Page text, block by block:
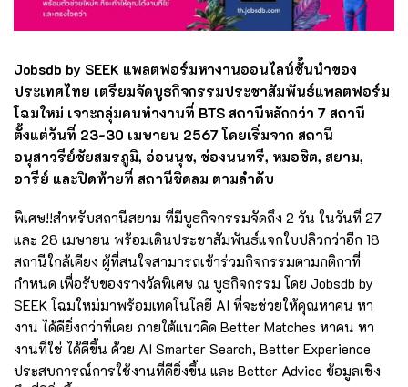
Jobsdb by SEEK แพลตฟอร์มหางานออนไลน์ชั้นนำของ
ประเทศไทย เตรียมจัดบูธกิจกรรมประชาสัมพันธ์แพลตฟอร์ม
โฉมใหม่ เจาะกลุ่มคนทำงานที่ BTS สถานีหลักกว่า 7 สถานี
ตั้งแต่วันที่ 23-30 เมษายน 2567 โดยเริ่มจาก สถานี
อนุสาวรีย์ชัยสมรภูมิ, อ่อนนุช, ช่องนนทรี, หมอชิต, สยาม,
อารีย์ และปิดท้ายที่ สถานีชิดลม ตามลำดับ
พิเศษ!!สำหรับสถานีสยาม ที่มีบูธกิจกรรมจัดถึง 2 วัน ในวันที่ 27
และ 28 เมษายน พร้อมเดินประชาสัมพันธ์แจกใบปลิวกว่าอีก 18
สถานีใกล้เคียง ผู้ที่สนใจสามารถเข้าร่วมกิจกรรมตามกติกาที่
กำหนด เพื่อรับของรางวัลพิเศษ ณ บูธกิจกรรม โดย Jobsdb by
SEEK โฉมใหม่มาพร้อมเทคโนโลยี AI ที่จะช่วยให้คุณหาคน หา
งาน ได้ดียิ่งกว่าที่เคย ภายใต้แนวคิด Better Matches หาคน หา
งานที่ใช่ ได้ดีขึ้น ด้วย AI Smarter Search, Better Experience
ประสบการณ์การใช้งานที่ดียิ่งขึ้น และ Better Advice ข้อมูลเชิง